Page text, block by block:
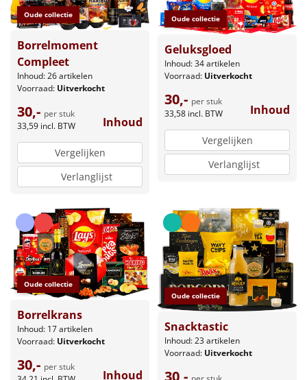
Oude collectie
Borrelmoment
Compleet
Inhoud: 26 artikelen
Voorraad: Uitverkocht
30,- per stuk
33,59 incl. BTW Inhoud
Vergelijken
Verlanglijst
Oude collectie
Geluksgloed
Inhoud: 34 artikelen
Voorraad: Uitverkocht
30,- per stuk
33,58 incl. BTW Inhoud
Vergelijken
Verlanglijst
Oude collectie
Borrelkrans
Inhoud: 17 artikelen
Voorraad: Uitverkocht
30,- per stuk
Inhoud
Oude collectie
Snacktastic
Inhoud: 23 artikelen
Voorraad: Uitverkocht
30,-